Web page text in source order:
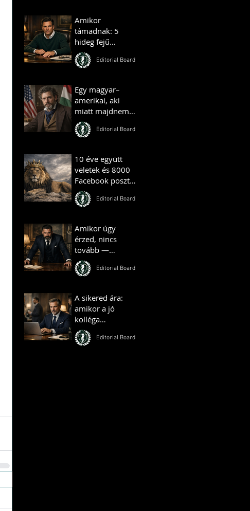
Amikor
támadnak: 5
hideg fejű
reakció, ami
azonnal föléd
Editorial Board
Egy magyar–
amerikai, aki
miatt majdnem
háború tört ki –
és egy másik, aki
Amerikában
Editorial Board
10 éve együtt
veletek és 8000
Facebook poszt
— Hungarian
GentlemenEditorial Board
Amikor úgy
érzed, nincs
tovább —
valójában ott
kezdődik minden
Editorial Board
A sikered ára:
amikor a jó
kolléga
ellenséggé válik
Editorial Board